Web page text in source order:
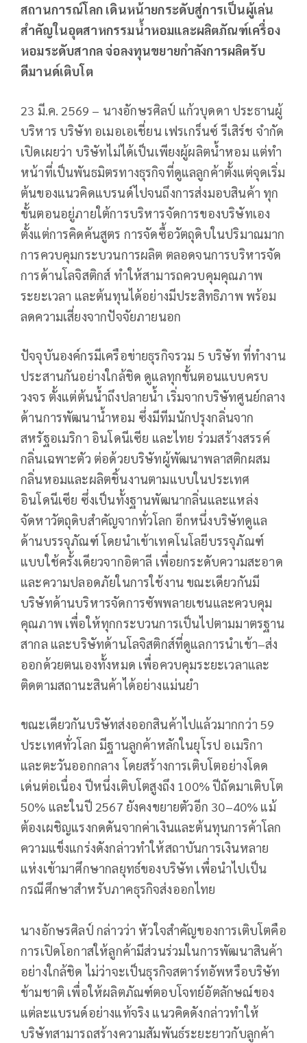
สถานการณ์โลก เดินหน้ายกระดับสู่การเป็นผู้เล่น
สำคัญในอุตสาหกรรมน้ำหอมและผลิตภัณฑ์เครื่อง
หอมระดับสากล จ่อลงทุนขยายกำลังการผลิตรับ
ดีมานด์เติบโต
23 มี.ค. 2569 – นางอักษรศิลป์ แก้วบุดดา ประธานผู้
บริหาร บริษัท อเมอเอเชี่ยน เฟรเกร็นซ์ รีเสิร์ช จำกัด
เปิดเผยว่า บริษัทไม่ได้เป็นเพียงผู้ผลิตน้ำหอม แต่ทำ
หน้าที่เป็นพันธมิตรทางธุรกิจที่ดูแลลูกค้าตั้งแต่จุดเริ่ม
ต้นของแนวคิดแบรนด์ไปจนถึงการส่งมอบสินค้า ทุก
ขั้นตอนอยู่ภายใต้การบริหารจัดการของบริษัทเอง
ตั้งแต่การคิดค้นสูตร การจัดซื้อวัตถุดิบในปริมาณมาก
การควบคุมกระบวนการผลิต ตลอดจนการบริหารจัด
การด้านโลจิสติกส์ ทำให้สามารถควบคุมคุณภาพ
ระยะเวลา และต้นทุนได้อย่างมีประสิทธิภาพ พร้อม
ลดความเสี่ยงจากปัจจัยภายนอก
ปัจจุบันองค์กรมีเครือข่ายธุรกิจรวม 5 บริษัท ที่ทำงาน
ประสานกันอย่างใกล้ชิด ดูแลทุกขั้นตอนแบบครบ
วงจร ตั้งแต่ต้นน้ำถึงปลายน้ำ เริ่มจากบริษัทศูนย์กลาง
ด้านการพัฒนาน้ำหอม ซึ่งมีทีมนักปรุงกลิ่นจาก
สหรัฐอเมริกา อินโดนีเซีย และไทย ร่วมสร้างสรรค์
กลิ่นเฉพาะตัว ต่อด้วยบริษัทผู้พัฒนาพลาสติกผสม
กลิ่นหอมและผลิตชิ้นงานตามแบบในประเทศ
อินโดนีเซีย ซึ่งเป็นทั้งฐานพัฒนากลิ่นและแหล่ง
จัดหาวัตถุดิบสำคัญจากทั่วโลก อีกหนึ่งบริษัทดูแล
ด้านบรรจุภัณฑ์ โดยนำเข้าเทคโนโลยีบรรจุภัณฑ์
แบบใช้ครั้งเดียวจากอิตาลี เพื่อยกระดับความสะอาด
และความปลอดภัยในการใช้งาน ขณะเดียวกันมี
บริษัทด้านบริหารจัดการซัพพลายเชนและควบคุม
คุณภาพ เพื่อให้ทุกกระบวนการเป็นไปตามมาตรฐาน
สากล และบริษัทด้านโลจิสติกส์ที่ดูแลการนำเข้า–ส่ง
ออกด้วยตนเองทั้งหมด เพื่อควบคุมระยะเวลาและ
ติดตามสถานะสินค้าได้อย่างแม่นยำ
ขณะเดียวกันบริษัทส่งออกสินค้าไปแล้วมากกว่า 59
ประเทศทั่วโลก มีฐานลูกค้าหลักในยุโรป อเมริกา
และตะวันออกกลาง โดยสร้างการเติบโตอย่างโดด
เด่นต่อเนื่อง ปีหนึ่งเติบโตสูงถึง 100% ปีถัดมาเติบโต
50% และในปี 2567 ยังคงขยายตัวอีก 30–40% แม้
ต้องเผชิญแรงกดดันจากค่าเงินและต้นทุนการค้าโลก
ความแข็งแกร่งดังกล่าวทำให้สถาบันการเงินหลาย
แห่งเข้ามาศึกษากลยุทธ์ของบริษัท เพื่อนำไปเป็น
กรณีศึกษาสำหรับภาคธุรกิจส่งออกไทย
นางอักษรศิลป์ กล่าวว่า หัวใจสำคัญของการเติบโตคือ
การเปิดโอกาสให้ลูกค้ามีส่วนร่วมในการพัฒนาสินค้า
อย่างใกล้ชิด ไม่ว่าจะเป็นธุรกิจสตาร์ทอัพหรือบริษัท
ข้ามชาติ เพื่อให้ผลิตภัณฑ์ตอบโจทย์อัตลักษณ์ของ
แต่ละแบรนด์อย่างแท้จริง แนวคิดดังกล่าวทำให้
บริษัทสามารถสร้างความสัมพันธ์ระยะยาวกับลูกค้า